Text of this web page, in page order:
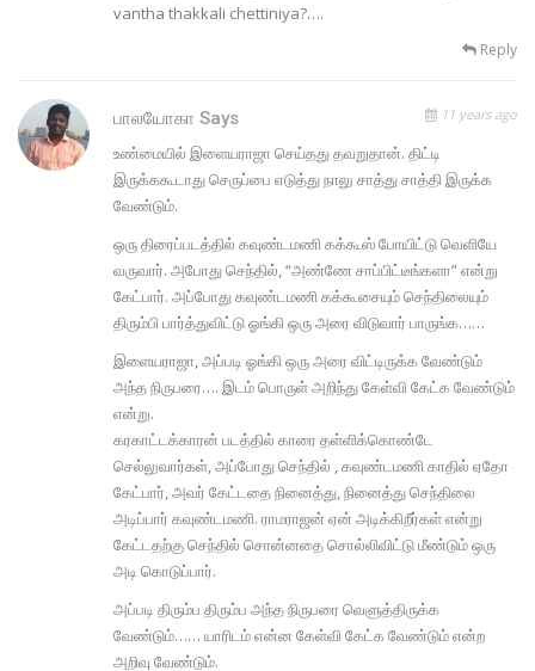
vantha thakkali chettiniya?….
Reply
பாலயோகா Says 11 years ago
உண்மையில் இளையராஜா செய்தது தவறுதான். திட்டி
இருக்ககூடாது செருப்பை எடுத்து நாலு சாத்து சாத்தி இருக்க
வேண்டும்.
ஒரு திரைப்படத்தில் கவுண்டமணி கக்கூஸ் போயிட்டு வெளியே
வருவார். அபோது செந்தில், “அண்ணே சாப்பிட்டீங்களா” என்று
கேட்பார். அப்போது கவுண்டமணி கக்கூசையும் செந்திலையும்
திரும்பி பார்த்துவிட்டு ஓங்கி ஒரு அரை விடுவார் பாருங்க……
இளையராஜா, அப்படி ஓங்கி ஒரு அரை விட்டிருக்க வேண்டும்
அந்த நிருபரை…. இடம் பொருள் அறிந்து கேள்வி கேட்க வேண்டும்
என்று.
கரகாட்டக்காரன் படத்தில் காரை தள்ளிக்கொண்டே
செல்லுவார்கள், அப்போது செந்தில் , கவுண்டமணி காதில் ஏதோ
கேட்பார், அவர் கேட்டதை நினைத்து, நினைத்து செந்திலை
அடிப்பார் கவுண்டமணி. ராமராஜன் ஏன் அடிக்கிறீர்கள் என்று
கேட்டதற்கு செந்தில் சொன்னதை சொல்லிவிட்டு மீண்டும் ஒரு
அடி கொடுப்பார்.
அப்படி திரும்ப திரும்ப அந்த நிருபரை வெளுத்திருக்க
வேண்டும்…… யாரிடம் என்ன கேள்வி கேட்க வேண்டும் என்ற
அறிவு வேண்டும்.